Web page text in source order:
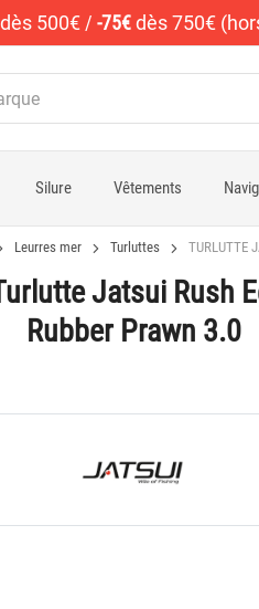
dès 500€ / -75€dès 750€
Silure Vêtements
Leurres mer Turluttes TURLUTTE
Jatsui Rush
Rubber Prawn 3.0